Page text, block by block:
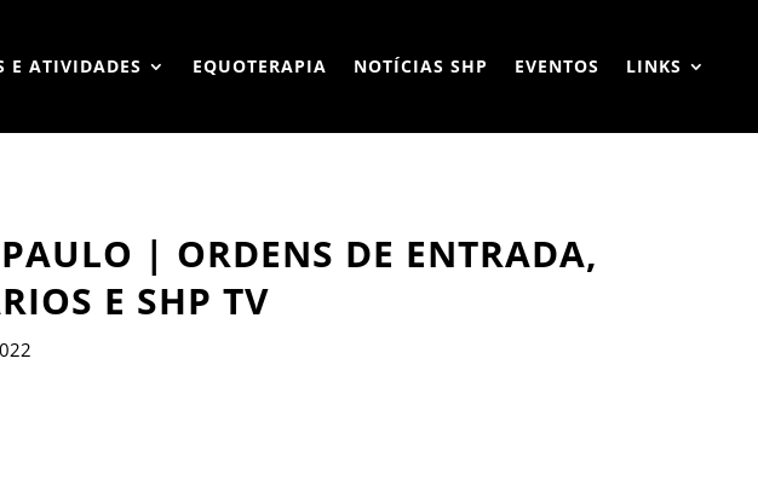
E ATIVIDADES EQUOTERAPIA NOTÍCIAS SHP EVENTOS LINKS
| ORDENS DE ENTRADA,
E SHP TV